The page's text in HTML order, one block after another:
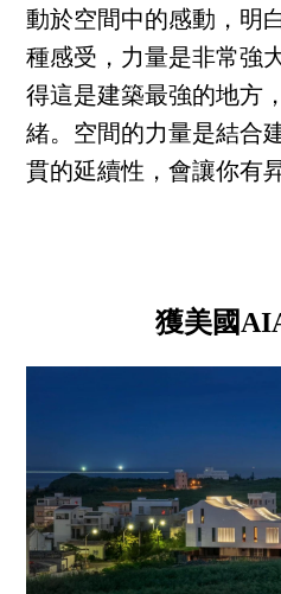
動於空間中的感動，明
種感受，力量是非常強
得這是建築最強的地方
緒。空間的力量是結合
貫的延續性，會讓你有
獲美國